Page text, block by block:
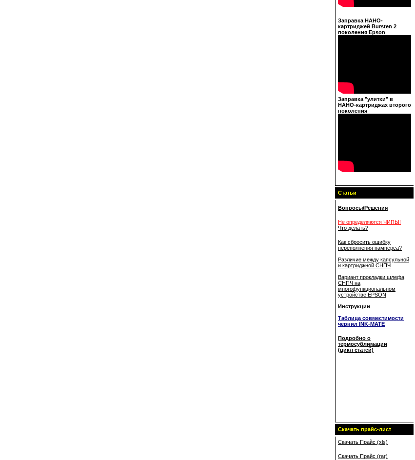
Заправка НАНО-
картриджей Bursten 2
поколения Epson
Заправка "улитки" в
НАНО-картриджах второго
поколения
Статьи
Вопросы/Решения
Не определяются ЧИПЫ!
Что делать?
Как сбросить ошибку
переполнения памперса?
Различие между капсульной
и картриджной СНПЧ
Вариант прокладки шлефа
СНПЧ на
многофункциональном
устройстве EPSON
Инструкции
Таблица совместимости
чернил INK-MATE
Подробно о
термосублимации
(цикл статей)
Скачать прайс-лист
Скачать Прайс (xls)
Скачать Прайс (rar)